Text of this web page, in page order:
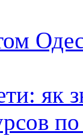
як